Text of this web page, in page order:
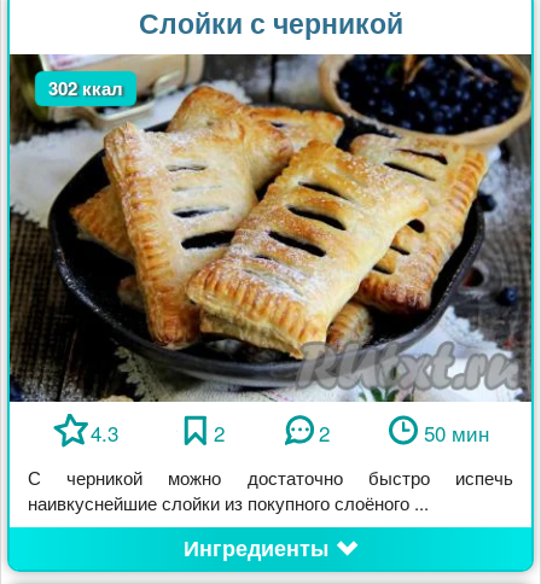
Слойки с черникой
302 ккал
4.3 2 2 50 мин
С черникой можно достаточно быстро испечь
наивкуснейшие слойки из покупного слоёного ...
Ингредиенты